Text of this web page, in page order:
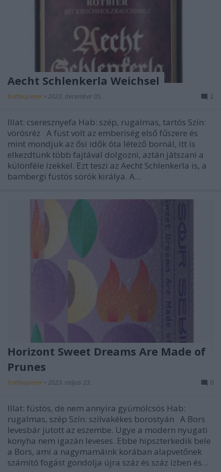
Aecht Schlenkerla Weichsel
bottleopener • 2023. december 05. 2
Illat: cseresznyefa Hab: szép, rugalmas, tartós Szín:
vörösréz A füst volt az emberiség első fűszere és
mint mondjuk az ősi idők óta létező bornál, itt is
elkezdtünk több fajtával dolgozni, aztán játszani a
különféle ízekkel. Ezt teszi az Aecht Schlenkerla is, a
bambergi füstös sörök királya. A…
Horizont Sweet Dreams Are Made of
Prunes
bottleopener • 2023. május 23. 0
Illat: füstös, de nem annyira gyümölcsös Hab:
rugalmas, szép Szín: szilvakékes borostyán A Bors
levesbár jutott az eszembe. Ugye a modern nyugati
konyha nem igazán leveses. Ebbe hipszterkedik bele
a Bors, ami a nagymamáink korában alapvetőnek
számító fogást gondolja újra száz és száz ízben és…